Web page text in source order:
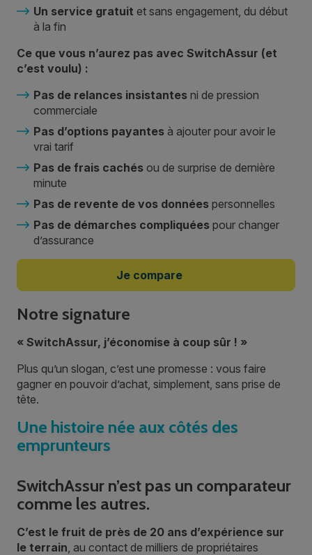
Un service gratuit et sans engagement, du début
à la fin
Ce que vous n’aurez pas avec SwitchAssur (et
c’est voulu) :
Pas de relances insistantes ni de pression
commerciale
Pas d’options payantes à ajouter pour avoir le
vrai tarif
Pas de frais cachés ou de surprise de dernière
minute
Pas de revente de vos données personnelles
Pas de démarches compliquées pour changer
d’assurance
Je compare
Notre signature
« SwitchAssur, j’économise à coup sûr ! »
Plus qu’un slogan, c’est une promesse : vous faire
gagner en pouvoir d’achat, simplement, sans prise de
tête.
Une histoire née aux côtés des
emprunteurs
SwitchAssur n’est pas un comparateur
comme les autres.
C’est le fruit de près de 20 ans d’expérience sur
le terrain, au contact de milliers de propriétaires